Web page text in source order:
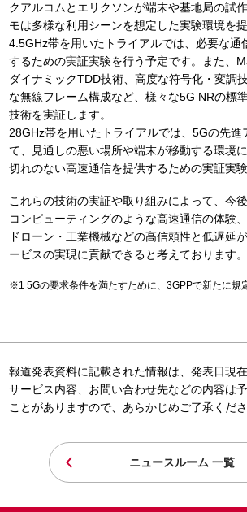
クアルコムとエリクソンが端末や基地局の試
モは多様な利用シーンを想定した実験環境を提
4.5GHz帯を用いたトライアルでは、必要な通
するための実証実験を行う予定です。また、
ダイナミックTDD技術、高度な符号化・変調
な無線フレーム構成など、様々な5G NRの標
技術を実証します。
28GHz帯を用いたトライアルでは、5Gの先進
て、見通しの悪い場所や端末が移動する環境
切れのない高速通信を提供するための実証実
これらの技術の実証や取り組みによって、今
コンピューティングのような高速通信の体験
ドローン・工業機械などの高信頼性と低遅延
ービスの実現に貢献できると考えております。
5Gの要求条件を満たすために、3GPPで新たに規
報道発表資料に記載された情報は、発表日現
サービス内容、お問い合わせ先などの内容は
ことがありますので、あらかじめご了承くださ
ニュースルーム 一覧